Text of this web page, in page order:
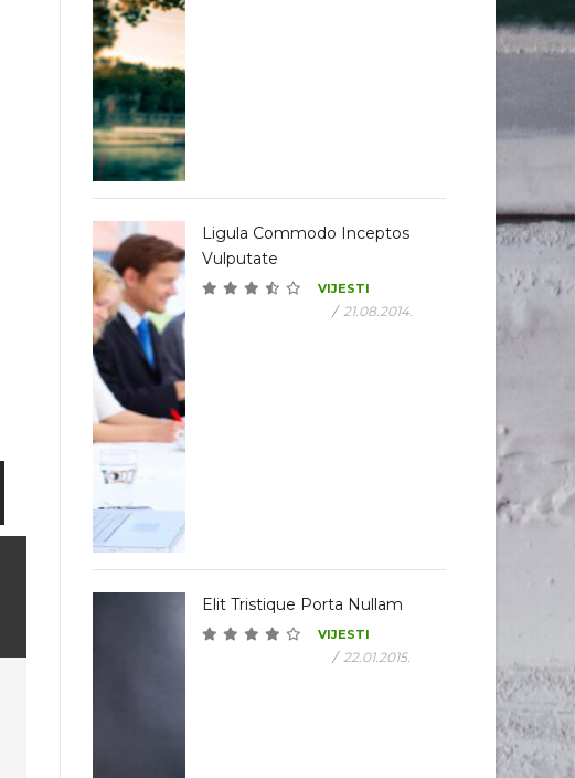
Ligula Commodo Inceptos
Vulputate
VIJESTI
/ 21.08.2014.
Elit Tristique Porta Nullam
VIJESTI
/ 22.01.2015.